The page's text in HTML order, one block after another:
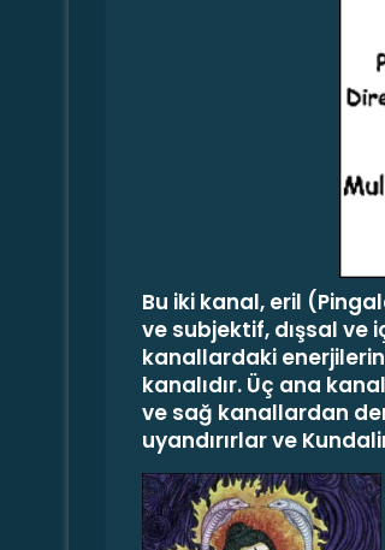
Bu iki kanal, eril (
ve subjektif, dışsal ve
kanallardaki
kanalıdır. Üç ana
ve sağ kanallardan
uyandırırlar ve